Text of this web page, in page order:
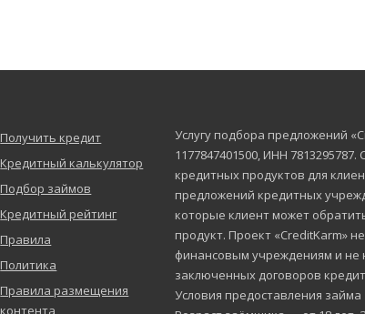
Получить кредит
Кредитный калькулятор
Подбор займов
Кредитный рейтинг
Правила
Политика
Правила размещения
контента
Услугу подбора предложений
1177847401500, ИНН
кредитных продуктов для
предложений кредитных
которые клиент может
продукт. Проект «CreditKarm»
финансовым учреждениям и не
заключенных договоров
Условия предоставления займа